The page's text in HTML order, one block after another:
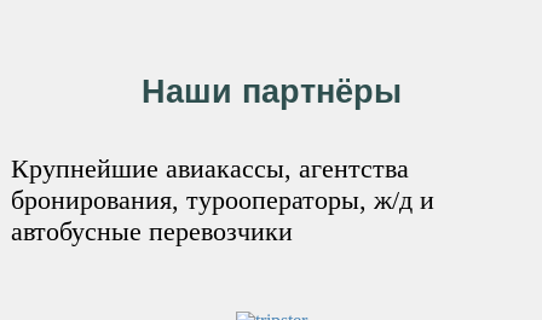
Наши партнёры
Крупнейшие авиакассы, агентства
бронирования, турооператоры, ж/д и
автобусные перевозчики